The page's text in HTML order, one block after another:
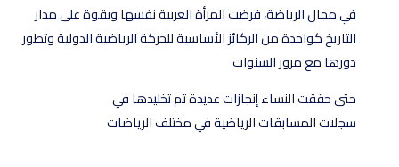
في مجال الرياضة، فرضت المرأة العربية نفسها وبقوة على مدار
التاريخ كواحدة من الركائز الأساسية للحركة الرياضية الدولية وتطور
دورها مع مرور السنوات
حتى حققت النساء إنجازات عديدة تم تخليدها في
سجلات المسابقات الرياضية في مختلف الرياضات